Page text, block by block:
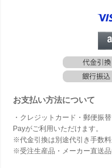
お支払い方法について
・クレジットカード・郵便振
Payがご利用いただけます。
※代金引換は別途代引き手数料
※受注生産品・メーカー直送品